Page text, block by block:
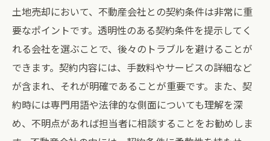
土地売却において、不動産会社との契約条件は非常に重
要なポイントです。透明性のある契約条件を提示してく
れる会社を選ぶことで、後々のトラブルを避けることが
できます。契約内容には、手数料やサービスの詳細など
が含まれ、それが明確であることが重要です。また、契
約時には専門用語や法律的な側面についても理解を深
め、不明点があれば担当者に相談することをお勧めしま